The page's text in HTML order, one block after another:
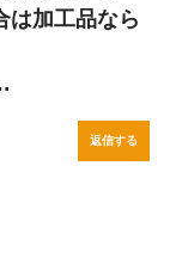
は加工品なら
返信する